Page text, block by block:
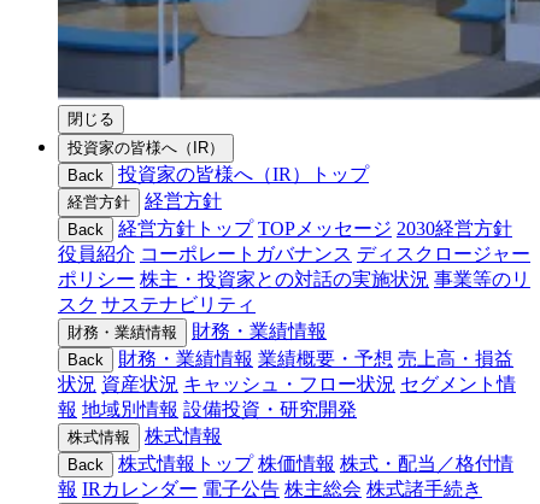
閉じる
投資家の皆様へ（IR）
Back
投資家の皆様へ（IR）トップ
経営方針 経営方針
Back 経営方針トップ TOPメッセージ 2030経営方針
役員紹介 コーポレートガバナンス ディスクロージャー
ポリシー 株主・投資家との対話の実施状況 事業等のリ
スク サステナビリティ
財務・業績情報 財務・業績情報
Back 財務・業績情報 業績概要・予想 売上高・損益
状況 資産状況 キャッシュ・フロー状況 セグメント情
報 地域別情報 設備投資・研究開発
株式情報 株式情報
Back 株式情報トップ 株価情報 株式・配当／格付情
報 IRカレンダー 電子公告 株主総会 株式諸手続き